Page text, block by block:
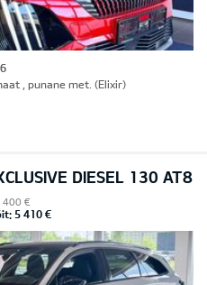
, punane met. (Elixir)
DIESEL 130 AT8
400 €
5 410 €